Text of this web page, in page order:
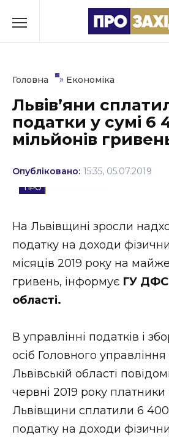
до
Культура
Освіта
Події
Соціум
Спорт
Стиль життя
Втрачений Ужгород
ЗАКАРПАТСЬКІ
Головна » Економіка
Львів’яни
податки у сумі 6
мільйонів
Опубліковано: 15:35, 05.07.2019
На Львівщині зросли
податку на доходи
місяців 2019 року на
гривень, інформує ГУ ДФС
області.
В управлінні податків і
осіб Головного
Львівській області
червні 2019 року платники
Львівщини сплатили 6
податку на доходи